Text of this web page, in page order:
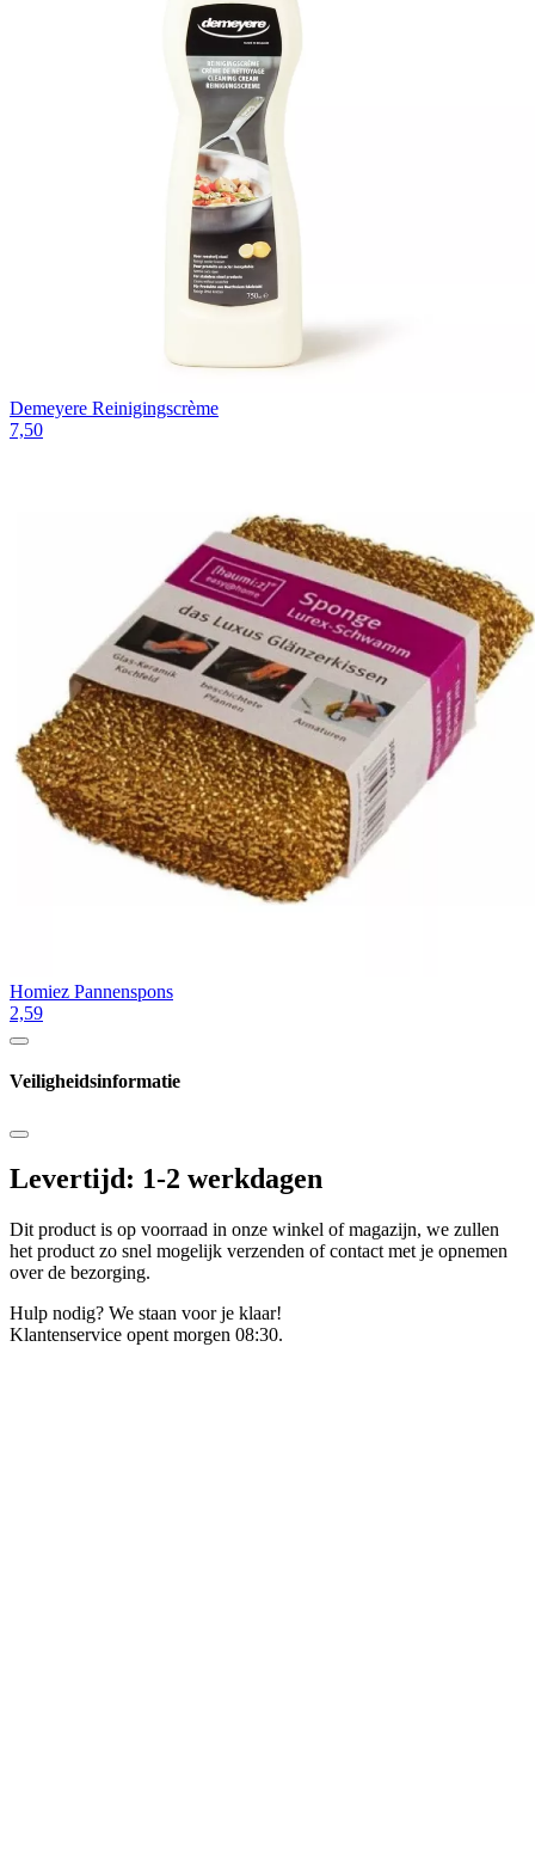
Demeyere Reinigingscrème
7,50
Homiez Pannenspons
2,59
Veiligheidsinformatie
Levertijd: 1-2 werkdagen
Dit product is op voorraad in onze winkel of magazijn, we zullen
het product zo snel mogelijk verzenden of contact met je opnemen
over de bezorging.
Hulp nodig? We staan voor je klaar!
Klantenservice opent morgen 08:30.